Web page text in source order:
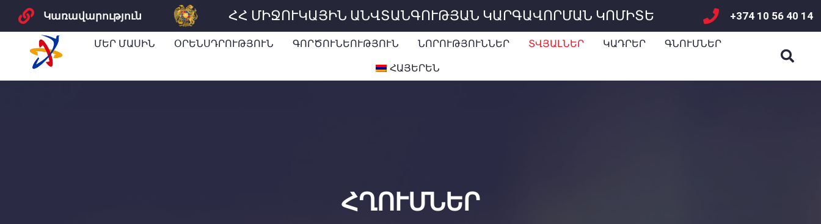
Կառավարություն ՀՀ ՄԻՋՈՒԿԱՅԻՆ ԱՆՎՏԱՆԳՈՒԹՅԱՆ ԿԱՐԳԱՎՈՐՄԱՆ ԿՈՄԻՏԵ +374 10 56 40 14
ՄԵՐ ՄԱՍԻՆ ՕՐԵՆՍԴՐՈՒԹՅՈՒՆ ԳՈՐԾՈՒՆԵՈՒԹՅՈՒՆ ՆՈՐՈՒԹՅՈՒՆՆԵՐ ՏՎՅԱԼՆԵՐ ԿԱԴՐԵՐ ԳՆՈՒՄՆԵՐ
ՀԱՅԵՐԵՆ
ՀՂՈՒՄՆԵՐ